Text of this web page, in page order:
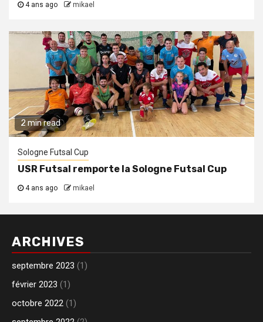
4 ans ago mikael
2 min read
Sologne Futsal Cup
USR Futsal remporte la Sologne Futsal Cup
4 ans ago mikael
ARCHIVES
septembre 2023 (1)
février 2023 (1)
octobre 2022 (1)